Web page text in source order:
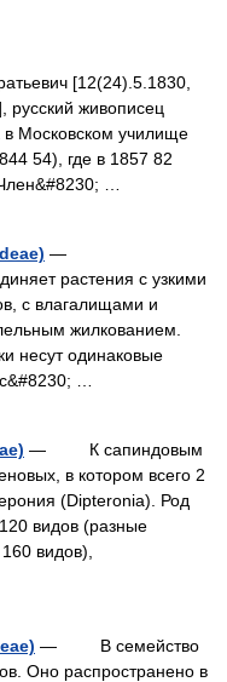
[12(24).5.1830,
живописец
в Московском училище
54), где в 1857 82
…
—
растения с узкими
с влагалищами и
жилкованием.
несут одинаковые
…
— К сапиндовым
в котором всего 2
(Dipteronia). Род
видов (разные
видов),
— В семейство
Оно распространено в